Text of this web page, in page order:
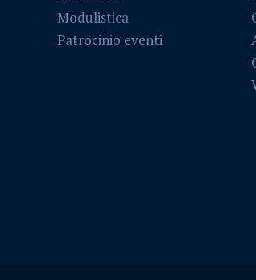
Modulistica
Patrocinio eventi